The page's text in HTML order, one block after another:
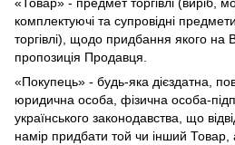
комплектуючі та супровідні
торгівлі), щодо придбання якого на
пропозиція Продавця.
«Покупець» - будь-яка дієздатна,
юридична особа, фізична особа-
українського законодавства, що
намір придбати той чи інший Товар,